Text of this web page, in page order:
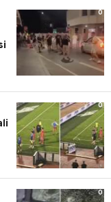
0
0
0